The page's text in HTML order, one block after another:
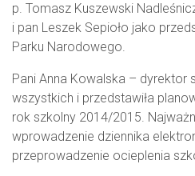
p. Tomasz Kuszewski
i pan Leszek Sepioło jako
Parku Narodowego.
Pani Anna Kowalska – dyrektor
wszystkich i przedstawiła
rok szkolny 2014/2015.
wprowadzenie dziennika
przeprowadzenie ocieplenia